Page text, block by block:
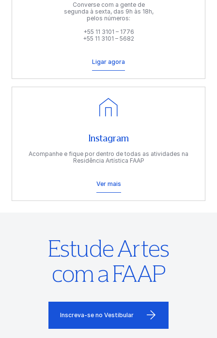
Converse com a gente de
segunda à sexta, das 9h às 18h,
pelos números:
+55 11 3101 – 1776
+55 11 3101 – 5682
Ligar agora
Instagram
Acompanhe e fique por dentro de todas as atividades na
Residência Artística FAAP
Ver mais
Estude Artes
com a FAAP
Inscreva-se no Vestibular